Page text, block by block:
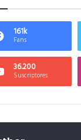
161k
Fans
36.200
Suscriptores